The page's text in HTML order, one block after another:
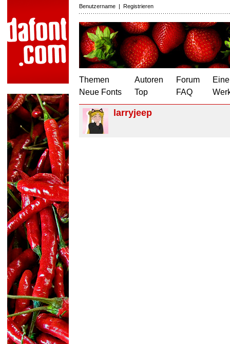
Benutzername | Registrieren
Themen
Neue Fonts
Autoren
Top
Forum
FAQ
larryjeep